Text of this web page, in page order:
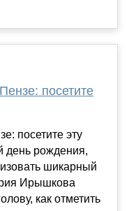
посетите
посетите эту
день рождения,
шикарный
Ирышкова
как отметить